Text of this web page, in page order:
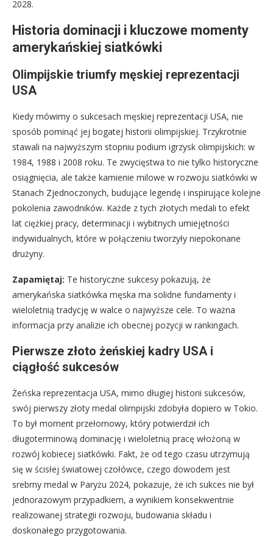
2028.
Historia dominacji i kluczowe momenty
amerykańskiej siatkówki
Olimpijskie triumfy męskiej reprezentacji
USA
Kiedy mówimy o sukcesach męskiej reprezentacji USA, nie
sposób pominąć jej bogatej historii olimpijskiej. Trzykrotnie
stawali na najwyższym stopniu podium igrzysk olimpijskich: w
1984, 1988 i 2008 roku. Te zwycięstwa to nie tylko historyczne
osiągnięcia, ale także kamienie milowe w rozwoju siatkówki w
Stanach Zjednoczonych, budujące legendę i inspirujące kolejne
pokolenia zawodników. Każde z tych złotych medali to efekt
lat ciężkiej pracy, determinacji i wybitnych umiejętności
indywidualnych, które w połączeniu tworzyły niepokonane
drużyny.
Zapamiętaj: Te historyczne sukcesy pokazują, że
amerykańska siatkówka męska ma solidne fundamenty i
wieloletnią tradycję w walce o najwyższe cele. To ważna
informacja przy analizie ich obecnej pozycji w rankingach.
Pierwsze złoto żeńskiej kadry USA i
ciągłość sukcesów
Żeńska reprezentacja USA, mimo długiej historii sukcesów,
swój pierwszy złoty medal olimpijski zdobyła dopiero w Tokio.
To był moment przełomowy, który potwierdził ich
długoterminową dominację i wieloletnią pracę włożoną w
rozwój kobiecej siatkówki. Fakt, że od tego czasu utrzymują
się w ścisłej światowej czołówce, czego dowodem jest
srebrny medal w Paryżu 2024, pokazuje, że ich sukces nie był
jednorazowym przypadkiem, a wynikiem konsekwentnie
realizowanej strategii rozwoju, budowania składu i
doskonałego przygotowania.